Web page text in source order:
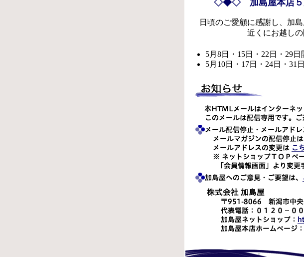
◇◆◇ 加島屋本店５
日頃のご愛顧に感謝し、加
近くにお越し
5月8日・15日・22日・29日
5月10日・17日・24日・31